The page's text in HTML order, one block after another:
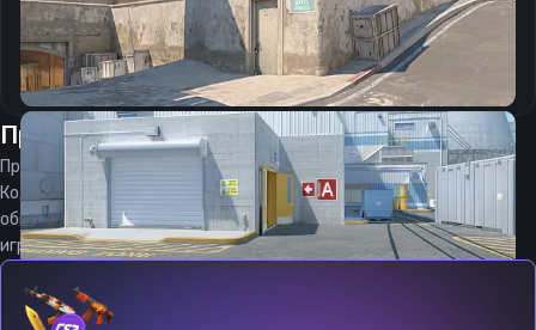
Скопировать
ПрицелВизерспун от 06.08.2026
Прицел Whizerspo0n является актуальным на06.08.2026
Код прицела
CS 2 стараемся еженедельно
обновлять, чтобы вы могли играть с актуальными настройками
игрока.